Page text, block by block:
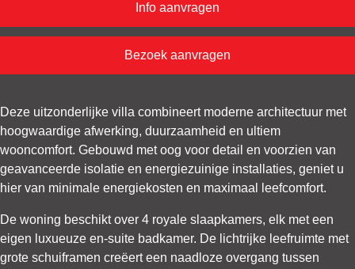
Info aanvragen
Bezoek aanvragen
Deze uitzonderlijke villa combineert moderne architectuur met
hoogwaardige afwerking, duurzaamheid en ultiem
wooncomfort. Gebouwd met oog voor detail en voorzien van
geavanceerde isolatie en energiezuinige installaties, geniet u
hier van minimale energiekosten en maximaal leefcomfort.
De woning beschikt over 4 royale slaapkamers, elk met een
eigen luxueuze en-suite badkamer. De lichtrijke leefruimte met
grote schuiframen creëert een naadloze overgang tussen